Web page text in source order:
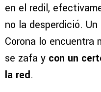
en el redil,
no la desperdició.
Corona lo encuentra
se zafa y con un
la red.